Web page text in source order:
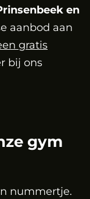
en
aanbod aan
gratis
bij ons
gym
nummertje.